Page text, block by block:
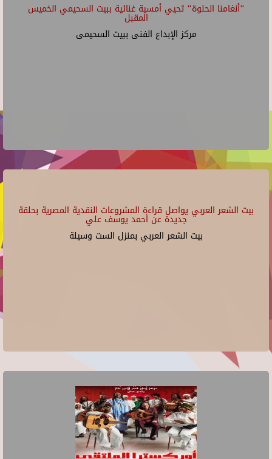
"أنغامنا الحلوة" تحيي أمسية غنائية ببيت السحيمي الخميس
المقبل
مركز الإبداع الفنى ببيت السحيمى
بيت الشعر العربي يواصل قراءة المشروعات النقدية المصرية بحلقة
جديدة عن أحمد يوسف علي
بيت الشعر العربي بمنزل الست وسيلة